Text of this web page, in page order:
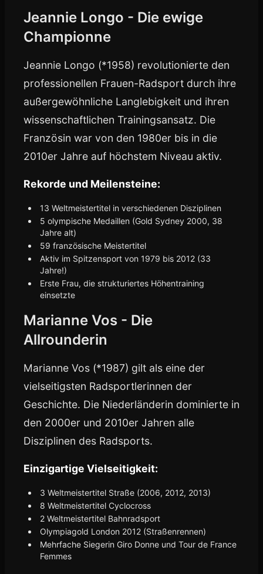
Jeannie Longo - Die ewige
Championne
Jeannie Longo (*1958) revolutionierte den
professionellen Frauen-Radsport durch ihre
außergewöhnliche Langlebigkeit und ihren
wissenschaftlichen Trainingsansatz. Die
Französin war von den 1980er bis in die
2010er Jahre auf höchstem Niveau aktiv.
Rekorde und Meilensteine:
13 Weltmeistertitel in verschiedenen Disziplinen
5 olympische Medaillen (Gold Sydney 2000, 38
Jahre alt)
59 französische Meistertitel
Aktiv im Spitzensport von 1979 bis 2012 (33
Jahre!)
Erste Frau, die strukturiertes Höhentraining
einsetzte
Marianne Vos - Die
Allrounderin
Marianne Vos (*1987) gilt als eine der
vielseitigsten Radsportlerinnen der
Geschichte. Die Niederländerin dominierte in
den 2000er und 2010er Jahren alle
Disziplinen des Radsports.
Einzigartige Vielseitigkeit:
3 Weltmeistertitel Straße (2006, 2012, 2013)
8 Weltmeistertitel Cyclocross
2 Weltmeistertitel Bahnradsport
Olympiagold London 2012 (Straßenrennen)
Mehrfache Siegerin Giro Donne und Tour de France
Femmes